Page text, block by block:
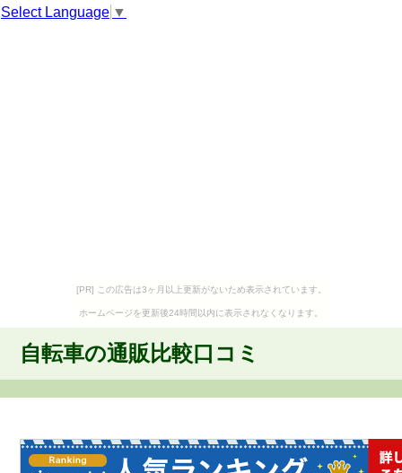
Select Language ▼
[PR] この広告は3ヶ月以上更新がないため表示されています。
ホームページを更新後24時間以内に表示されなくなります。
自転車の通販比較口コミ